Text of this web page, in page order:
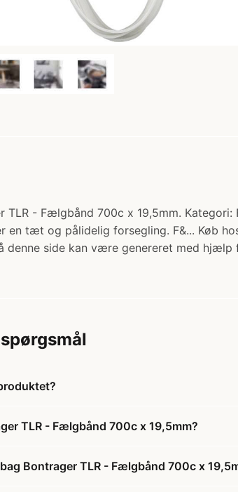
TLR - Fælgbånd 700c x 19,5mm.
tæt og pålidelig forsegling. F&... Køb
denne side kan være genereret med hjælp
TLR - Fælgbånd 700c x 19,5mm?
Bontrager TLR - Fælgbånd 700c x